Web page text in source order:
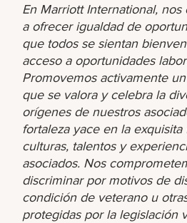
En Marriott International,
a ofrecer igualdad de
que todos se sientan
acceso a oportunidades
Promovemos activamente
que se valora y celebra la
orígenes de nuestros
fortaleza yace en la
culturas, talentos y
asociados. Nos
discriminar por motivos de
condición de veterano u
protegidas por la legislación